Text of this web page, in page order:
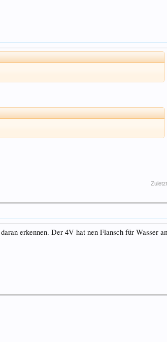
erkennen. Der 4V hat nen Flansch für Wasser